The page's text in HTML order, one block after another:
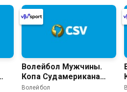
Волейбол Мужчины.
Копа Судамерикана
2026 (Кочабамба,
Волейбол